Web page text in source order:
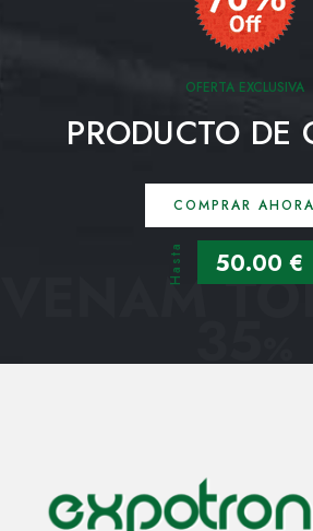
OFERTA EXCLUSIVA
PRODUCTO DE
COMPRAR AHORA
Hasta 50.00 €
VENAM
35